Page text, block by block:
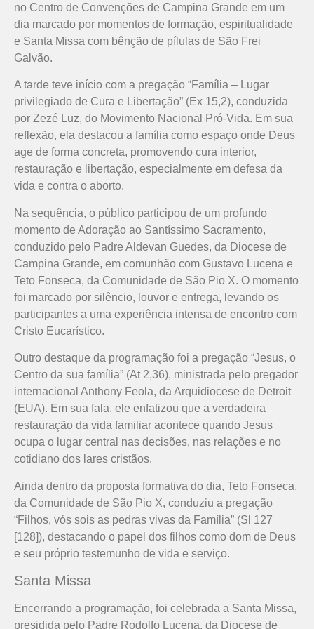
no Centro de Convenções de Campina Grande em um
dia marcado por momentos de formação, espiritualidade
e Santa Missa com bênção de pílulas de São Frei
Galvão.
A tarde teve início com a pregação “Família – Lugar
privilegiado de Cura e Libertação” (Ex 15,2), conduzida
por Zezé Luz, do Movimento Nacional Pró-Vida. Em sua
reflexão, ela destacou a família como espaço onde Deus
age de forma concreta, promovendo cura interior,
restauração e libertação, especialmente em defesa da
vida e contra o aborto.
Na sequência, o público participou de um profundo
momento de Adoração ao Santíssimo Sacramento,
conduzido pelo Padre Aldevan Guedes, da Diocese de
Campina Grande, em comunhão com Gustavo Lucena e
Teto Fonseca, da Comunidade de São Pio X. O momento
foi marcado por silêncio, louvor e entrega, levando os
participantes a uma experiência intensa de encontro com
Cristo Eucarístico.
Outro destaque da programação foi a pregação “Jesus, o
Centro da sua família” (At 2,36), ministrada pelo pregador
internacional Anthony Feola, da Arquidiocese de Detroit
(EUA). Em sua fala, ele enfatizou que a verdadeira
restauração da vida familiar acontece quando Jesus
ocupa o lugar central nas decisões, nas relações e no
cotidiano dos lares cristãos.
Ainda dentro da proposta formativa do dia, Teto Fonseca,
da Comunidade de São Pio X, conduziu a pregação
“Filhos, vós sois as pedras vivas da Família” (Sl 127
[128]), destacando o papel dos filhos como dom de Deus
e seu próprio testemunho de vida e serviço.
Santa Missa
Encerrando a programação, foi celebrada a Santa Missa,
presidida pelo Padre Rodolfo Lucena, da Diocese de